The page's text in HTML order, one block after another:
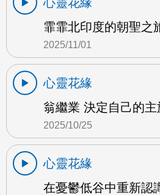
霏霏北印度的朝聖之
2025/11/01
心靈花緣
翁繼業 決定自己的主
2025/10/25
心靈花緣
在憂鬱低谷中重新認